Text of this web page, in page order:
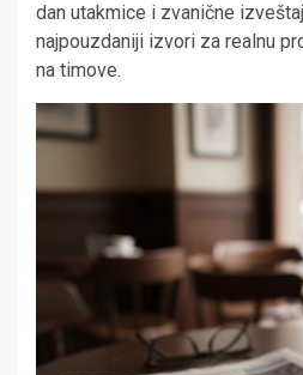
dan utakmice i zvanične
najpouzdaniji izvori za realnu
na timove.